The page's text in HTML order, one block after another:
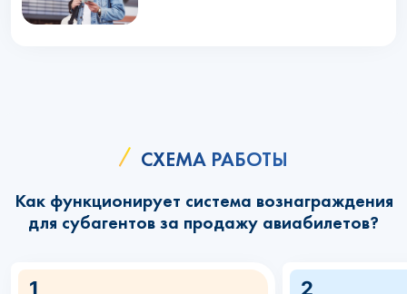
СХЕМА РАБОТЫ
Как функционирует система вознаграждения
для субагентов за продажу авиабилетов?
1 2